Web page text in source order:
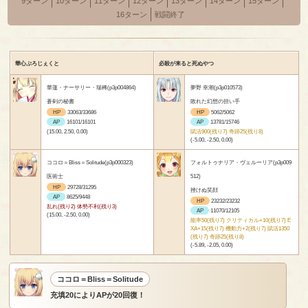
16ターン
戦闘終了
華心ぷろじぇくと 必殺が来ると死ぬやつ
華蓮・ナーサリー・瑞稀(p3p004864)
蒼剣の秘書
HP
33063/33686
AP
16101/16101
(15.00, 2.50, 0.00)
夢野 幸潮(p3p010573)
敗れた幻想の担い手
HP
5062/5062
AP
13781/15746
賦活900(残り7) 奇跡25(残り8)
(-5.00, -2.50, 0.00)
ココロ＝Bliss＝Solitude(p3p000323)
医術士
HP
29728/31295
AP
8625/9448
乱れ(残り2) 体勢不利(残り3)
(15.00, -2.50, 0.00)
フォルトゥナリア・ヴェルーリア(p3p009
512)
挫けぬ笑顔
HP
23232/23232
AP
11070/12105
能率50(残り7) クリティカル+10(残り7) E
XA+15(残り7) 機動力+2(残り7) 賦活1350
(残り7) 奇跡25(残り8)
(-5.89, -2.05, 0.00)
ココロ＝Bliss＝Solitude
充填20によりAPが20回復！